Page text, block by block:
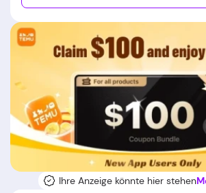
Ihre Anzeige könnte hier stehen